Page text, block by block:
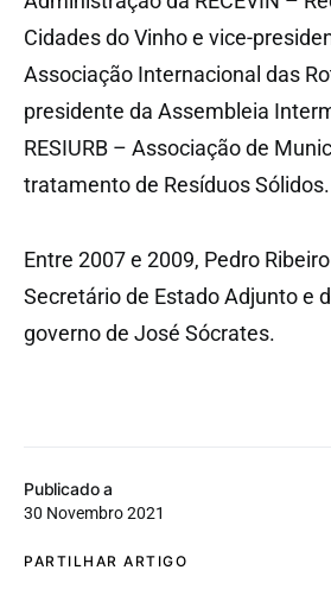
Publicado a
30 Novembro 2021
PARTILHAR ARTIGO
Cidades do Vinho e vice-
Associação Internacional das
presidente da Assembleia
RESIURB – Associação de
tratamento de Resíduos Sólidos.
Entre 2007 e 2009, Pedro
Secretário de Estado Adjunto e
governo de José Sócrates.